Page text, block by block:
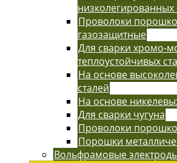
низколегированных
Проволоки
газозащитные
Для сварки хромо-
теплоустойчивых
На основе
сталей
На основе
Для сварки чугуна
Проволоки
Порошки
Вольфрамовые